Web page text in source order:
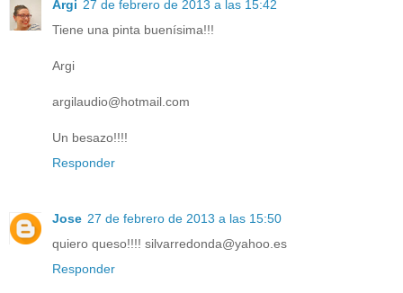
Argi 27 de febrero de 2013 a las 15:42
Tiene una pinta buenísima!!!
Argi
argilaudio@hotmail.com
Un besazo!!!!
Responder
Jose 27 de febrero de 2013 a las 15:50
quiero queso!!!! silvarredonda@yahoo.es
Responder